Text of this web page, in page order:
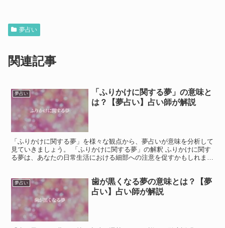
夢占い
関連記事
夢占い
「ふりかけに関する夢」の意味と
は？【夢占い】占い師が解説
「ふりかけに関する夢」を様々な観点から、夢占いが意味を分析して
見ていきましょう。 「ふりかけに関する夢」の解釈 ふりかけに関す
る夢は、あなたの日常生活における細部への注意を促すかもしれませ
夢占い
歯が黒くなる夢の意味とは？【夢
占い】占い師が解説